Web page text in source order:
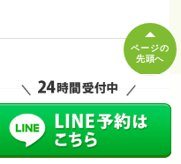
ページの
先頭へ